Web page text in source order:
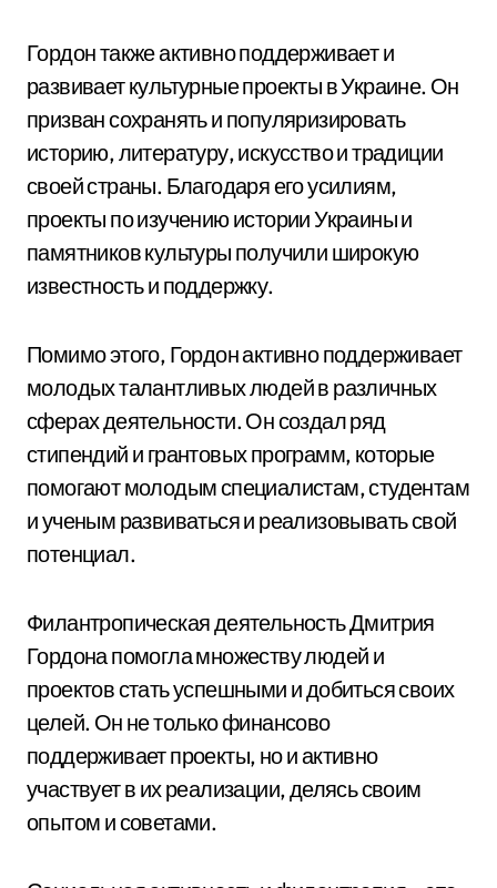
Гордон также активно поддерживает и
развивает культурные проекты в Украине. Он
призван сохранять и популяризировать
историю, литературу, искусство и традиции
своей страны. Благодаря его усилиям,
проекты по изучению истории Украины и
памятников культуры получили широкую
известность и поддержку.
Помимо этого, Гордон активно поддерживает
молодых талантливых людей в различных
сферах деятельности. Он создал ряд
стипендий и грантовых программ, которые
помогают молодым специалистам, студентам
и ученым развиваться и реализовывать свой
потенциал.
Филантропическая деятельность Дмитрия
Гордона помогла множеству людей и
проектов стать успешными и добиться своих
целей. Он не только финансово
поддерживает проекты, но и активно
участвует в их реализации, делясь своим
опытом и советами.